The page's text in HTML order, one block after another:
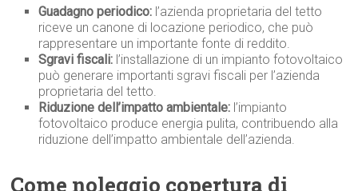
Guadagno periodico: l’azienda proprietaria del tetto
riceve un canone di locazione periodico, che può
rappresentare un importante fonte di reddito.
Sgravi fiscali: l’installazione di un impianto fotovoltaico
può generare importanti sgravi fiscali per l’azienda
proprietaria del tetto.
Riduzione dell’impatto ambientale: l’impianto
fotovoltaico produce energia pulita, contribuendo alla
riduzione dell’impatto ambientale dell’azienda.
Come noleggio copertura di